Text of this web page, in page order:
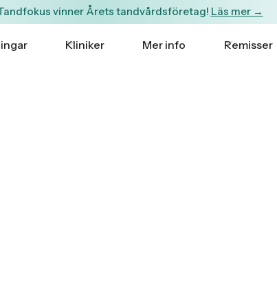
vinner Årets tandvårdsföretag! Läs mer →
Kliniker Mer info Remisser